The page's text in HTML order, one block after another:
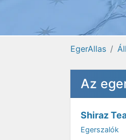
EgerAllas
Az
Shiraz
Egerszalók